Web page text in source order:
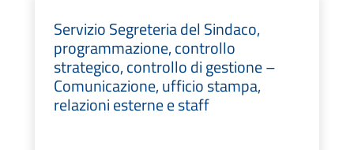
Servizio Segreteria del Sindaco,
programmazione, controllo
strategico, controllo di gestione –
Comunicazione, ufficio stampa,
relazioni esterne e staff